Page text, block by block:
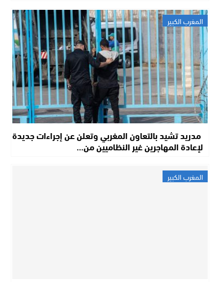
المغرب الكبير
مدريد تشيد بالتعاون المغربي وتعلن عن إجراءات جديدة
لإعادة المهاجرين غير النظاميين من…
المغرب الكبير